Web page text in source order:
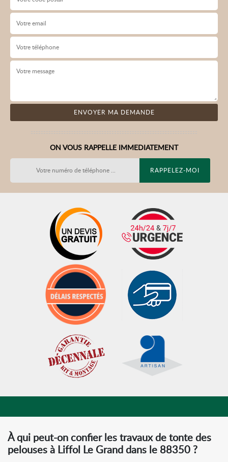
ON VOUS RAPPELLE IMMEDIATEMENT
À qui peut-on confier les travaux de tonte des
pelouses à Liffol Le Grand dans le 88350 ?